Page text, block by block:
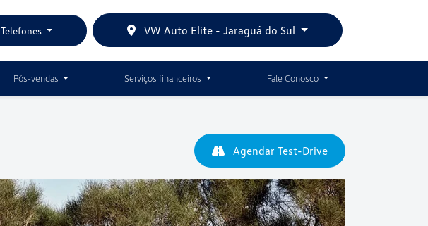
Telefones VW Auto Elite - Jaraguá do Sul
Pós-vendas Serviços financeiros Fale Conosco
Agendar Test-Drive